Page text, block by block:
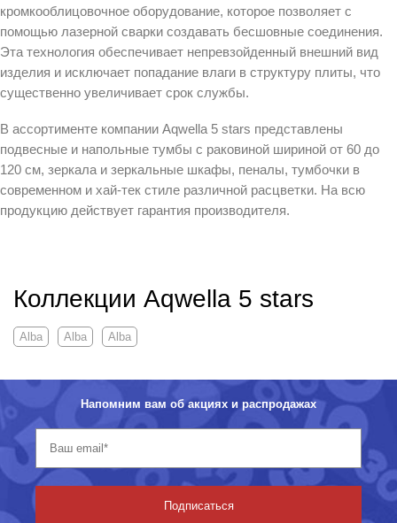
кромкооблицовочное оборудование, которое позволяет с
помощью лазерной сварки создавать бесшовные соединения.
Эта технология обеспечивает непревзойденный внешний вид
изделия и исключает попадание влаги в структуру плиты, что
существенно увеличивает срок службы.
В ассортименте компании Aqwella 5 stars представлены
подвесные и напольные тумбы с раковиной шириной от 60 до
120 см, зеркала и зеркальные шкафы, пеналы, тумбочки в
современном и хай-тек стиле различной расцветки. На всю
продукцию действует гарантия производителя.
Коллекции Aqwella 5 stars
Alba Alba Alba
Напомним вам об акциях и распродажах
Подписаться